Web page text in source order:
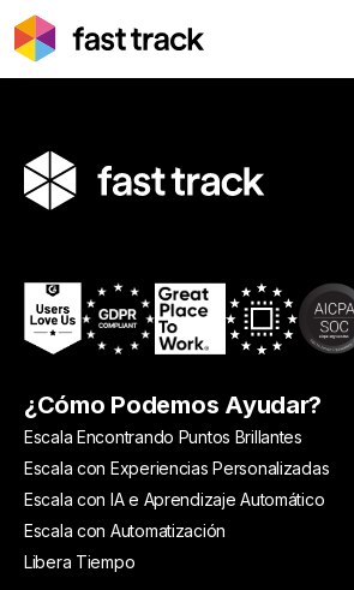
¿Cómo Podemos Ayudar?
Escala Encontrando Puntos Brillantes
Escala con Experiencias Personalizadas
Escala con IA e Aprendizaje Automático
Escala con Automatización
Libera Tiempo